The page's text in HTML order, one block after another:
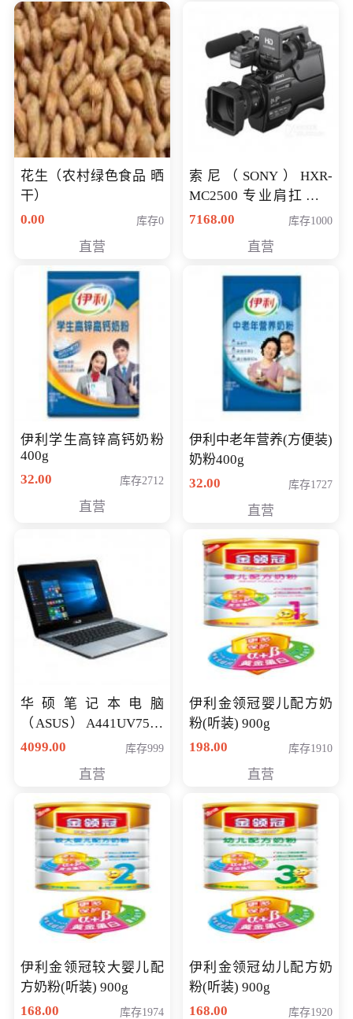
花生（农村绿色食品 晒
干）
0.00
库存0
直营
索尼（SONY）HXR-
MC2500 专业肩扛式存
储卡全高清摄录一体机
清入门级摄像机
7168.00 库存1000
直营
伊利学生高锌高钙奶粉
400g
32.00
库存2712
直营
伊利中老年营养(方便装)
奶粉400g
32.00
库存1727
直营
华硕笔记本电脑
（ASUS）A441UV7500
顽石（7代i7-7500U 4G
4099.00 库存999
直营
伊利金领冠婴儿配方奶
粉(听装) 900g
198.00
库存1910
直营
伊利金领冠较大婴儿配
方奶粉(听装) 900g
168.00
库存1974
伊利金领冠幼儿配方奶
粉(听装) 900g
168.00
库存1920